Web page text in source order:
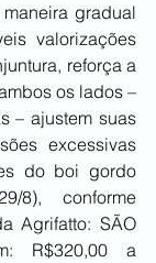
gradual
valorizações
reforça a
os lados –
– ajustem suas
excessivas
do boi gordo
8), conforme
Agrifatto: SÃO
R$320,00 a